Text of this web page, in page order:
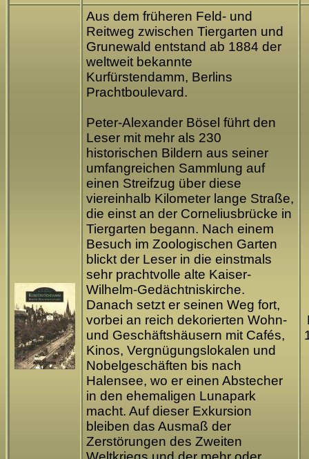
Aus dem früheren Feld- und
Reitweg zwischen Tiergarten und
Grunewald entstand ab 1884 der
weltweit bekannte
Kurfürstendamm, Berlins
Prachtboulevard.
Peter-Alexander Bösel führt den
Leser mit mehr als 230
historischen Bildern aus seiner
umfangreichen Sammlung auf
einen Streifzug über diese
viereinhalb Kilometer lange Straße,
die einst an der Corneliusbrücke in
Tiergarten begann. Nach einem
Besuch im Zoologischen Garten
blickt der Leser in die einstmals
sehr prachtvolle alte Kaiser-
Wilhelm-Gedächtniskirche.
Danach setzt er seinen Weg fort,
vorbei an reich dekorierten Wohn-
und Geschäftshäusern mit Cafés,
Kinos, Vergnügungslokalen und
Nobelgeschäften bis nach
Halensee, wo er einen Abstecher
in den ehemaligen Lunapark
macht. Auf dieser Exkursion
bleiben das Ausmaß der
Zerstörungen des Zweiten